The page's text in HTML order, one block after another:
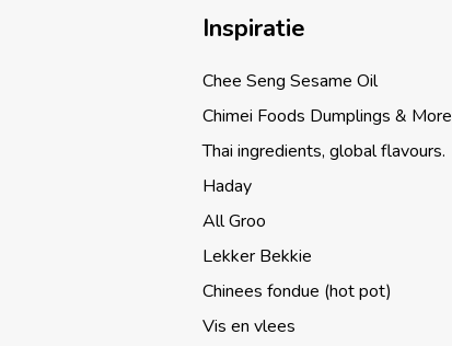
Inspiratie
Chee Seng Sesame Oil
Chimei Foods Dumplings & More
Thai ingredients, global flavours.
Haday
All Groo
Lekker Bekkie
Chinees fondue (hot pot)
Vis en vlees